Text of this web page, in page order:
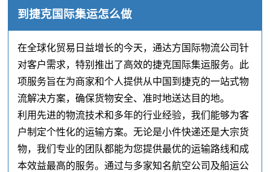
到捷克国际集运怎么做
在全球化贸易日益增长的今天，通达方国际物流公司针
对客户需求，特别推出了高效的捷克国际集运服务。此
项服务旨在为商家和个人提供从中国到捷克的一站式物
流解决方案，确保货物安全、准时地送达目的地。
利用先进的物流技术和多年的行业经验，我们能够为客
户制定个性化的运输方案。无论是小件快递还是大宗货
物，我们专业的团队都能为您提供最优的运输路线和成
本效益最高的服务。通过与多家知名航空公司及船运公